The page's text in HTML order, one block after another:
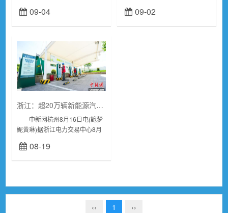
式优势，聚焦高端客户和高门槛
市场；重点瞄准当前汽车、新
09-04
报附件原文摘录）投资要点电气
设备5547下跌0.94%，跌幅弱于
09-02
浙江：超20万辆新能源汽车充上绿电
中新网杭州8月16日电(鲍梦
妮黄琳)据浙江电力交易中心8月
车公司达成9800万千瓦时的绿色
电力交易，今年上半年，浙江超
08-19
‹‹ 1 ››